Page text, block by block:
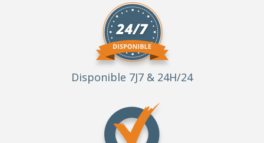
Disponible 7J7 & 24H/24